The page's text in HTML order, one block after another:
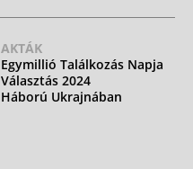
AKTÁK
Egymillió Találkozás Napja
Választás 2024
Háború Ukrajnában